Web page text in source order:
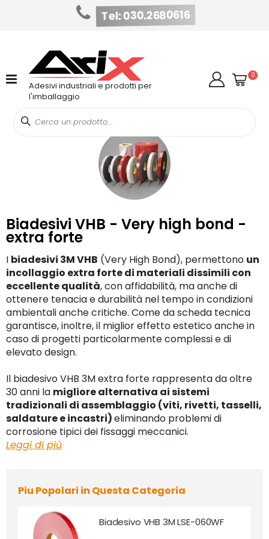
Tel: 030.2680616
contenuto
Adesivi industriali e prodotti per
l'imballaggio
Cerca Cart
0
Biadesivi VHB - Very high bond -
extra forte
I biadesivi 3M VHB (Very High Bond), permettono un
incollaggio extra forte di materiali dissimili con
eccellente qualità, con affidabilità, ma anche di
ottenere tenacia e durabilità nel tempo in condizioni
ambientali anche critiche. Come da scheda tecnica
garantisce, inoltre, il miglior effetto estetico anche in
caso di progetti particolarmente complessi e di
elevato design.
Il biadesivo VHB 3M extra forte rappresenta da oltre
30 anni la migliore alternativa ai sistemi
tradizionali di assemblaggio (viti, rivetti, tasselli,
saldature e incastri)eliminando problemi di
corrosione tipici dei fissaggi meccanici.
Leggi di più
Piu Popolari in Questa Categoria
Biadesivo VHB 3M LSE-060WF